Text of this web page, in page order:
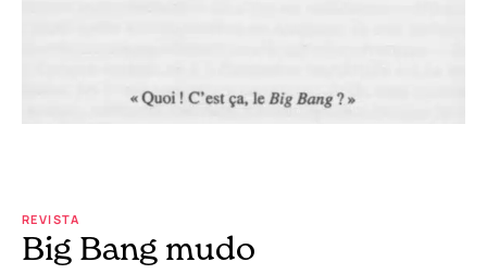
REVISTA
Big Bang mudo